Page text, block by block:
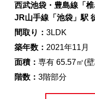
西武池袋・豊島線「
JR山手線「池袋」駅
間取り： 3LDK
築年数： 2021年11月
面積： 専有 65.57㎡(
階数： 3階部分